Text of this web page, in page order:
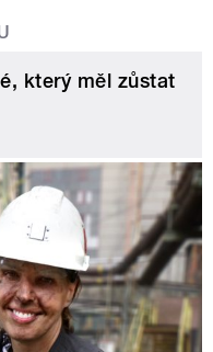
který měl zůstat